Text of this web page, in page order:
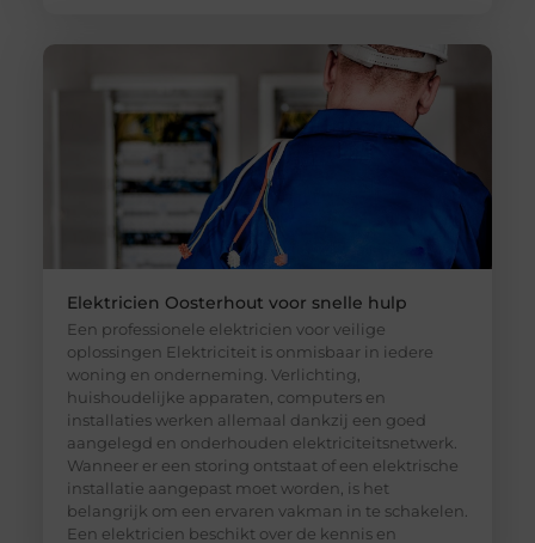
Elektricien Oosterhout voor snelle hulp
Een professionele elektricien voor veilige
oplossingen Elektriciteit is onmisbaar in iedere
woning en onderneming. Verlichting,
huishoudelijke apparaten, computers en
installaties werken allemaal dankzij een goed
aangelegd en onderhouden elektriciteitsnetwerk.
Wanneer er een storing ontstaat of een elektrische
installatie aangepast moet worden, is het
belangrijk om een ervaren vakman in te schakelen.
Een elektricien beschikt over de kennis en